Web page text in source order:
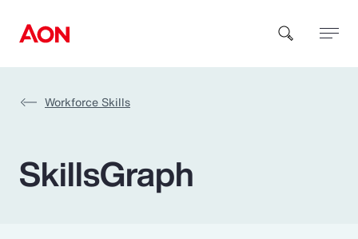
How can we help you?
Workforce Skills
SkillsGraph